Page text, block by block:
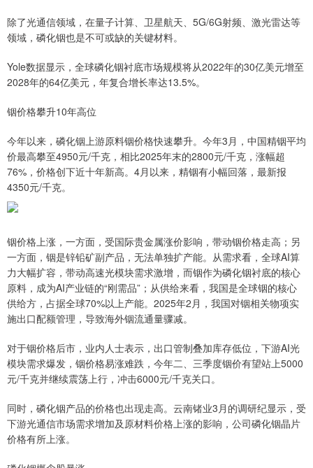
除了光通信领域，在量子计算、卫星航天、5G/6G射频、激光雷达等
领域，磷化铟也是不可或缺的关键材料。
Yole数据显示，全球磷化铟衬底市场规模将从2022年的30亿美元增至
2028年的64亿美元，年复合增长率达13.5%。
铟价格攀升10年高位
今年以来，磷化铟上游原料铟价格快速攀升。今年3月，中国精铟平均
价最高攀至4950元/千克，相比2025年末的2800元/千克，涨幅超
76%，价格创下近十年新高。4月以来，精铟有小幅回落，最新报
4350元/千克。
铟价格上涨，一方面，受国际贵金属涨价影响，带动铟价格走高；另
一方面，铟是锌铅矿副产品，无法单独扩产能。从需求看，全球AI算
力大幅扩容，带动高速光模块需求激增，而铟作为磷化铟衬底的核心
原料，成为AI产业链的“刚需品”；从供给来看，我国是全球铟的核心
供给方，占据全球70%以上产能。2025年2月，我国对铟相关物项实
施出口配额管理，导致海外铟流通量骤减。
对于铟价格后市，业内人士表示，出口管制叠加库存低位，下游AI光
模块需求爆发，铟价格易涨难跌，今年二、三季度铟价有望站上5000
元/千克并继续震荡上行，冲击6000元/千克关口。
同时，磷化铟产品的价格也出现走高。云南锗业3月的调研纪显示，受
下游光通信市场需求增加及原材料价格上涨的影响，公司磷化铟晶片
价格有所上涨。